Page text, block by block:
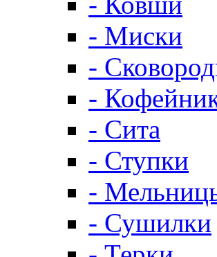
- Миски
-
-
- Сита
- Ступки
-
- Сушилки